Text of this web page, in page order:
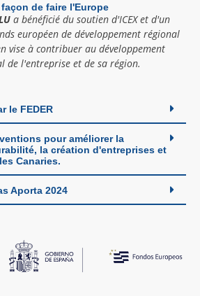
façon de faire l'Europe
a bénéficié du soutien d'ICEX et d'un
européen de développement régional
vise à contribuer au développement
de l'entreprise et de sa région.
le FEDER
pour améliorer la
la création d'entreprises et
Canaries.
Aporta 2024